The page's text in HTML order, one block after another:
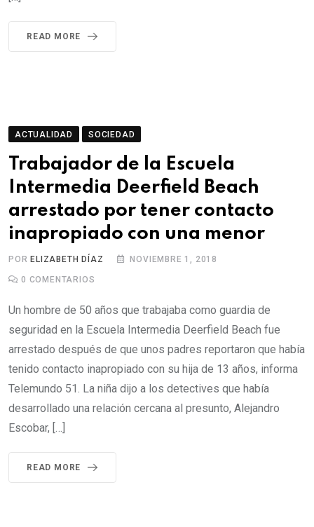
READ MORE
ACTUALIDAD SOCIEDAD
Trabajador de la Escuela
Intermedia Deerfield Beach
arrestado por tener contacto
inapropiado con una menor
PORELIZABETH DÍAZ NOVIEMBRE 1, 2018
0 COMENTARIOS
Un hombre de 50 años que trabajaba como guardia de
seguridad en la Escuela Intermedia Deerfield Beach fue
arrestado después de que unos padres reportaron que había
tenido contacto inapropiado con su hija de 13 años, informa
Telemundo 51. La niña dijo a los detectives que había
desarrollado una relación cercana al presunto, Alejandro
Escobar, […]
READ MORE